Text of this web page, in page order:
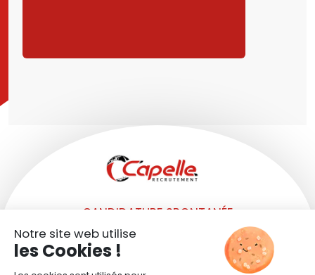
CANDIDATURE SPONTANÉE
SITE TRANSPORTS CAPELLE